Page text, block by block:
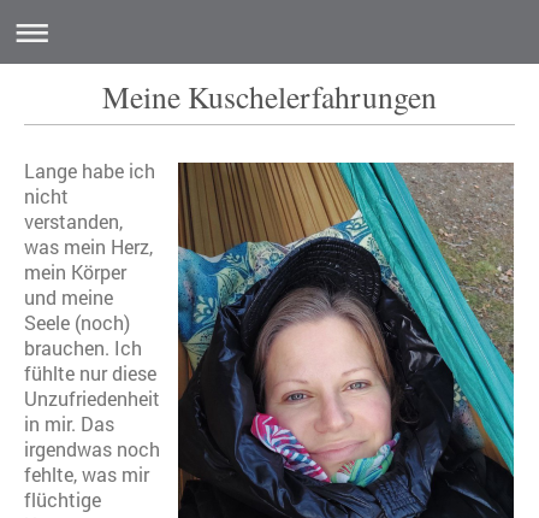
Meine Kuschelerfahrungen
Lange habe ich
nicht
verstanden,
was mein Herz,
mein Körper
und meine
Seele (noch)
brauchen. Ich
fühlte nur diese
Unzufriedenheit
in mir. Das
irgendwas noch
fehlte, was mir
flüchtige